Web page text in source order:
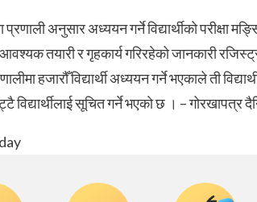
प्रणाली अनुसार अध्ययन गर्ने विद्यार्थीको परीक्षा
तयारी र गृहकार्य गरिरहेको जानकारी
हजारौँ विद्यार्थी अध्ययन गर्ने भएकाले ती
विद्यार्थीलाई सूचित गर्ने भएको छ । – गोरखापत्र